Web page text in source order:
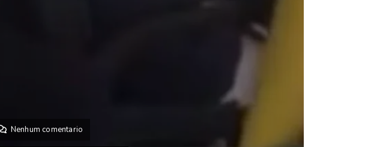
Nenhum comentario